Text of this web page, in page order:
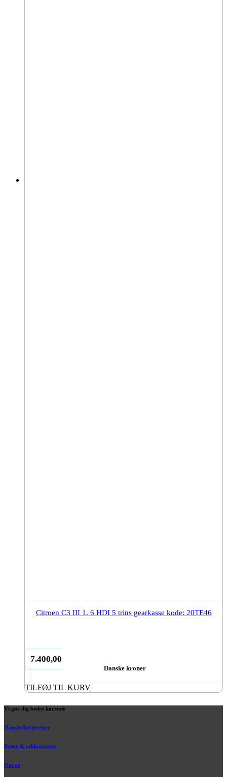
Citroen C3 III 1. 6 HDI 5 trins gearkasse kode: 20TE46
7.400,00
Danske kroner
TILFØJ TIL KURV
Vi gør dig bedre kørende
Handelsbetingelser
Retur & reklamation
Om os